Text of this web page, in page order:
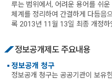
루는 범위에서, 어려운 용어를 쉬
체계를 정리하여 간결하게 다듬음
록 2013년 11월 13일 최종 개정하
정보공개제도 주요내용
정보공개 청구
정보공개 청구는 공공기관이 보유